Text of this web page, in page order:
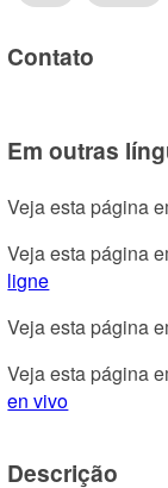
Contato
Em outras
Veja esta página
Veja esta página
ligne
Veja esta página
Veja esta página
en vivo
Descrição